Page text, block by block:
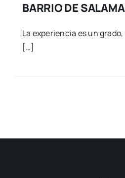
BARRIO DE
La experiencia es un
[…]